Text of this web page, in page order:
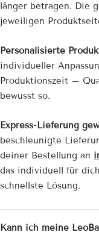
länger betragen. Die
jeweiligen
Personalisierte
individueller
Produktionszeit –
bewusst so.
Express-Lieferung
beschleunigte
deiner Bestellung an
das individuell für
schnellste Lösung.
Kann ich meine